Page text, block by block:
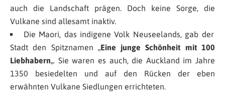
auch die Landschaft prägen. Doch keine Sorge, die
Vulkane sind allesamt inaktiv.
Die Maori, das indigene Volk Neuseelands, gab der
Stadt den Spitznamen „Eine junge Schönheit mit 100
Liebhabern„. Sie waren es auch, die Auckland im Jahre
1350 besiedelten und auf den Rücken der eben
erwähnten Vulkane Siedlungen errichteten.